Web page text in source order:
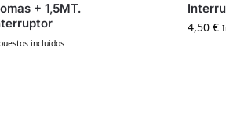
+ 1,5MT.
incluidos
4,50€